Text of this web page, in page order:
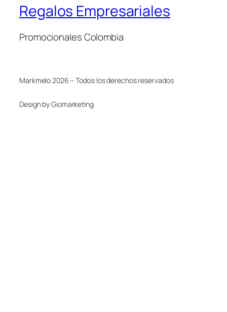
Regalos Empresariales
Promocionales Colombia
Markmelo 2026 – Todos los derechos reservados
Design by Giomarketing